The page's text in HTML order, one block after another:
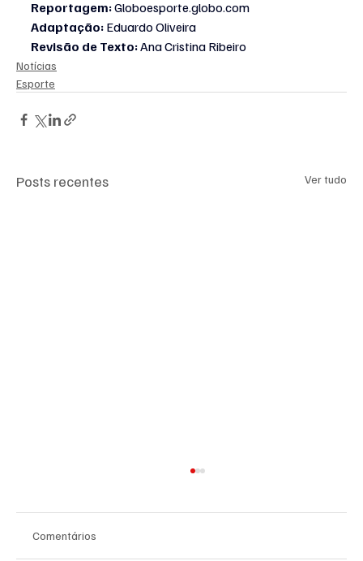
Reportagem: Globoesporte.globo.com
Adaptação: Eduardo Oliveira
Revisão de Texto: Ana Cristina Ribeiro
Notícias
Esporte
Posts recentes Ver tudo
Comentários